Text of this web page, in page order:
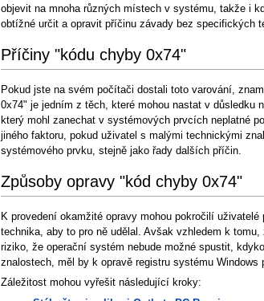
objevit na mnoha různých místech v systému, takže i
obtížné určit a opravit příčinu závady bez specifických
Příčiny "kódu chyby 0x74"
Pokud jste na svém počítači dostali toto varování,
0x74" je jedním z těch, které mohou nastat v důsledku
který mohl zanechat v systémových prvcích neplatné
jiného faktoru, pokud uživatel s malými technickými
systémového prvku, stejně jako řady dalších příčin.
Způsoby opravy "kód chyby 0x74"
K provedení okamžité opravy mohou pokročilí
technika, aby to pro ně udělal. Avšak vzhledem k
riziko, že operační systém nebude možné spustit,
znalostech, měl by k opravě registru systému
Záležitost mohou vyřešit následující kroky: